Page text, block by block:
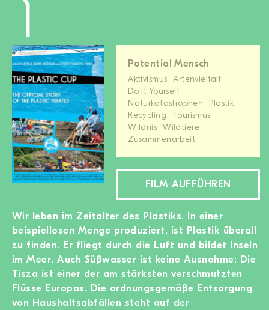
Potential Mensch
Aktivismus
Artenvielfalt
Do It Yourself
Naturkatastrophen
Plastik
Recycling
Tourismus
Wildnis
Wildtiere
Zusammenarbeit
FILM AUFFÜHREN
Wir leben im Zeitalter des Plastiks. In einer
beispiellosen Menge produziert, ist Plastik überall
zu finden. Er fliegt durch die Luft und bildet Inseln
im Meer. Auch Süßwasser ist keine Ausnahme: Die
Tisza ist einer der am stärksten verschmutzten
Flüsse Europas. Die ordnungsgemäße Entsorgung
von Haushaltsabfällen steht auf der